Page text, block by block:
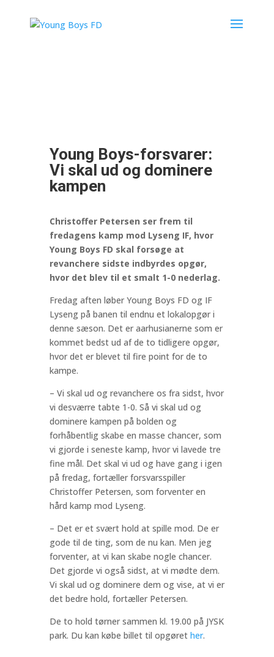
Young Boys-forsvarer:
Vi skal ud og dominere
kampen
Christoffer Petersen ser frem til
fredagens kamp mod Lyseng IF, hvor
Young Boys FD skal forsøge at
revanchere sidste indbyrdes opgør,
hvor det blev til et smalt 1-0 nederlag.
Fredag aften løber Young Boys FD og IF
Lyseng på banen til endnu et lokalopgør i
denne sæson. Det er aarhusianerne som er
kommet bedst ud af de to tidligere opgør,
hvor det er blevet til fire point for de to
kampe.
– Vi skal ud og revanchere os fra sidst, hvor
vi desværre tabte 1-0. Så vi skal ud og
dominere kampen på bolden og
forhåbentlig skabe en masse chancer, som
vi gjorde i seneste kamp, hvor vi lavede tre
fine mål. Det skal vi ud og have gang i igen
på fredag, fortæller forsvarsspiller
Christoffer Petersen, som forventer en
hård kamp mod Lyseng.
– Det er et svært hold at spille mod. De er
gode til de ting, som de nu kan. Men jeg
forventer, at vi kan skabe nogle chancer.
Det gjorde vi også sidst, at vi mødte dem.
Vi skal ud og dominere dem og vise, at vi er
det bedre hold, fortæller Petersen.
De to hold tørner sammen kl. 19.00 på JYSK
park. Du kan købe billet til opgøret her.